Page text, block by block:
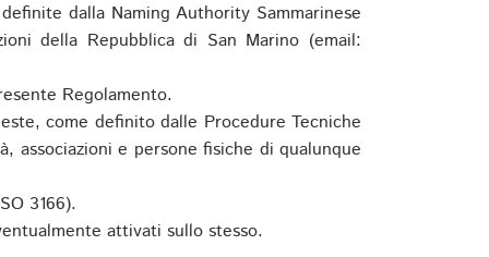
dalla Naming Authority Sammarinese
della Repubblica di San Marino (email:
Regolamento.
come definito dalle Procedure Tecniche
associazioni e persone fisiche di qualunque
3166).
attivati sullo stesso.